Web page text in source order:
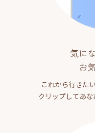
気に
お
これから行きた
クリップしてあな